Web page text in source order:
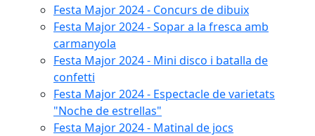
Festa Major 2024 - Concurs de dibuix
Festa Major 2024 - Sopar a la fresca amb
carmanyola
Festa Major 2024 - Mini disco i batalla de
confetti
Festa Major 2024 - Espectacle de varietats
"Noche de estrellas"
Festa Major 2024 - Matinal de jocs